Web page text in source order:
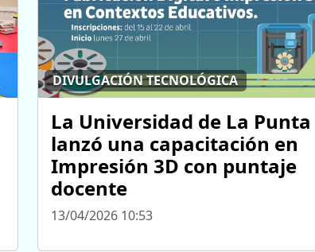
DIVULGACIÓN TECNOLÓGICA
La Universidad de La Punta
lanzó una capacitación en
Impresión 3D con puntaje
docente
13/04/2026 10:53